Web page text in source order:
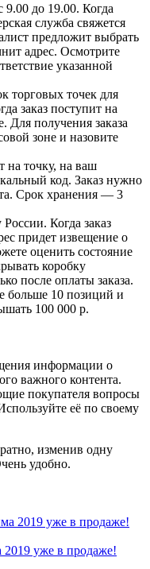
9.00 до 19.00. Когда
служба свяжется
предложит выбрать
адрес. Осмотрите
указанной
торговых точек для
заказ поступит на
Для получения заказа
зоне и назовите
на точку, на ваш
код. Заказ нужно
Срок хранения — 3
Когда заказ
придет извещение о
оценить состояние
коробку
после оплаты заказа.
больше 10 позиций и
100 000 р.
информации о
важного контента.
покупателя вопросы
её по своему
изменив одну
удобно.
2019 уже в продаже!